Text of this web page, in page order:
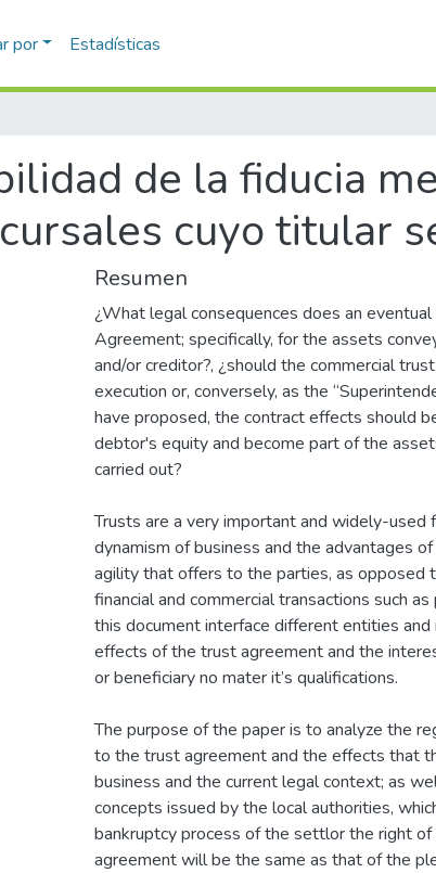
por Estadísticas
de la fiducia
cuyo titular
Resumen
¿What legal consequences does an
Agreement; specifically, for the assets
and/or creditor?, ¿should the commercial
execution or, conversely, as the
have proposed, the contract effects should
debtor's equity and become part of the
carried out?
Trusts are a very important and widely-
dynamism of business and the advantages
agility that offers to the parties, as opposed
financial and commercial transactions such
this document interface different entities
effects of the trust agreement and the
or beneficiary no mater it’s qualifications.
The purpose of the paper is to analyze the
to the trust agreement and the effects that
business and the current legal context; as
concepts issued by the local authorities,
bankruptcy process of the settlor the right
agreement will be the same as that of the